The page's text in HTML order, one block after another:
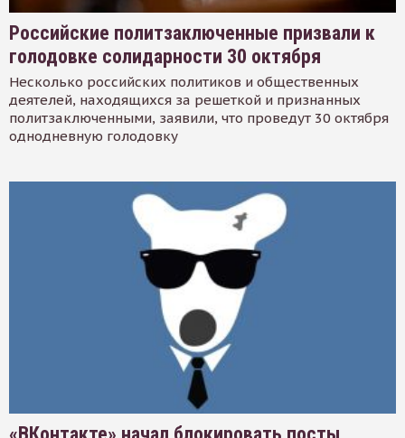
Российские политзаключенные призвали к
голодовке солидарности 30 октября
Несколько российских политиков и общественных
деятелей, находящихся за решеткой и признанных
политзаключенными, заявили, что проведут 30 октября
однодневную голодовку